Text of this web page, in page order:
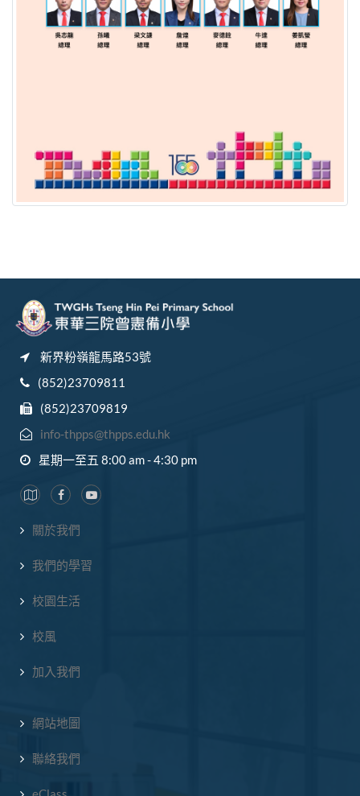
新界粉嶺龍馬路53號
(852)23709811
(852)23709819
info-thpps@thpps.edu.hk
星期一至五 8:00 am - 4:30 pm
關於我們
我們的學習
校園生活
校風
加入我們
網站地圖
聯絡我們